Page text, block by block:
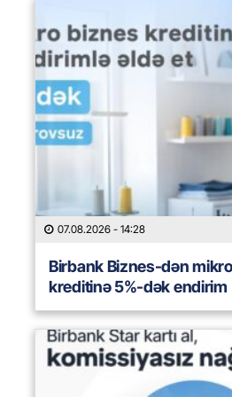
07.08.2026 - 14:28
Birbank Biznes-dən
kreditinə 5%-dək endirim